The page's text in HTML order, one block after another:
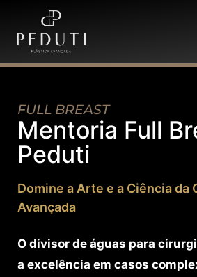
FULL BREAST
Mentoria Full
Peduti
Domine a Arte e a Ciência da
Avançada
O divisor de águas para
a excelência em casos